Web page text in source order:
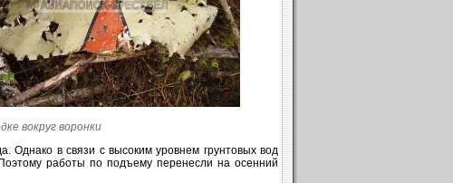
вокруг воронки
Однако в связи с высоким уровнем грунтовых вод
работы по подъему перенесли на осенний